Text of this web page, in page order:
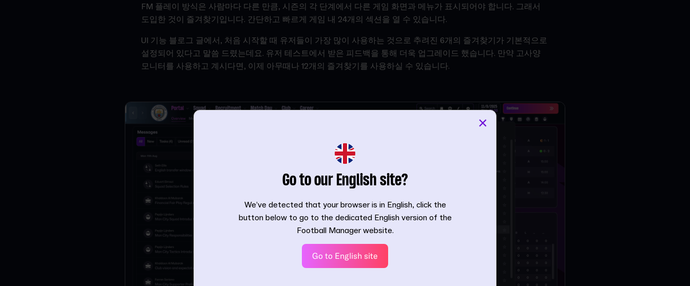
FM 플레이 방식은 사람마다 다른 만큼, 시즌의 각 단계에서 다른 게임 화면과 메뉴가 표시되어야 합니다. 그래서
도입한 것이 즐겨찾기입니다. 간단하고 빠르게 게임 내 24개의 섹션을 열 수 있습니다.
UI 기능 블로그 글에서, 처음 시작할 때 유저들이 가장 많이 사용하는 것으로 추려진 6개의 즐겨찾기가 기본적으로
설정되어 있다고 말씀 드렸는데요. 유저 테스트에서 받은 피드백을 통해 더욱 업그레이드 했습니다. 만약 고사양
모니터를 사용하고 계시다면, 이제 아무때나 12개의 즐겨찾기를 사용하실 수 있습니다.
Go to our English site?
We’ve detected that your browser is in English, click the
button below to go to the dedicated English version of the
Football Manager website.
Go to English site
×